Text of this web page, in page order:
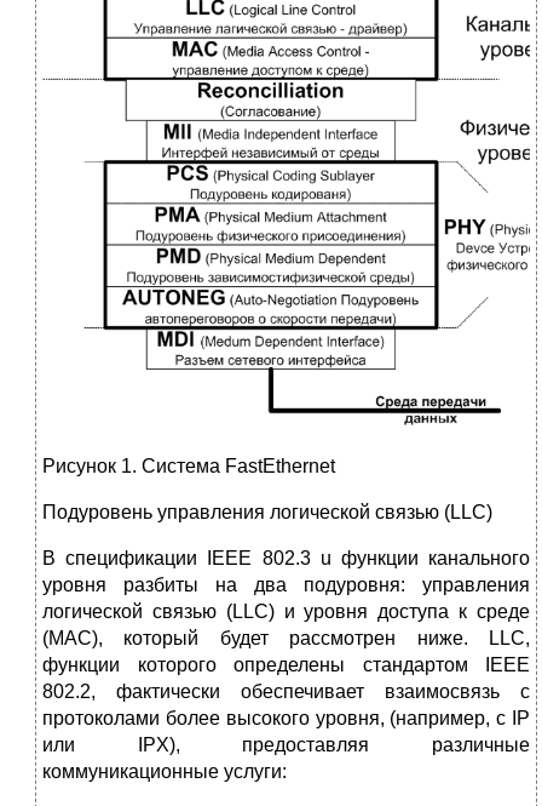
Рисунок 1. Система FastEthernet
Подуровень управления логической связью (LLC)
В спецификации IEEE 802.3 u функции канального
уровня разбиты на два подуровня: управления
логической связью (LLC) и уровня доступа к среде
(MAC), который будет рассмотрен ниже. LLC,
функции которого определены стандартом IEEE
802.2, фактически обеспечивает взаимосвязь с
протоколами более высокого уровня, (например, с IP
или IPX), предоставляя различные
коммуникационные услуги: